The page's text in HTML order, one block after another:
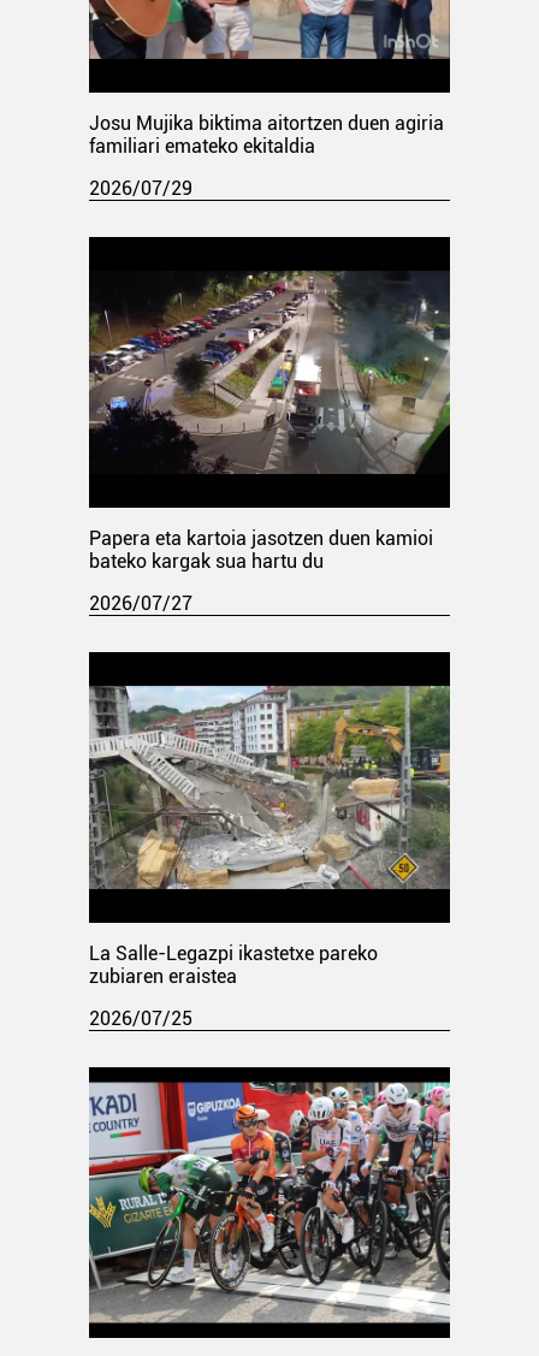
Josu Mujika biktima aitortzen duen agiria
familiari emateko ekitaldia
2026/07/29
Papera eta kartoia jasotzen duen kamioi
bateko kargak sua hartu du
2026/07/27
La Salle-Legazpi ikastetxe pareko
zubiaren eraistea
2026/07/25